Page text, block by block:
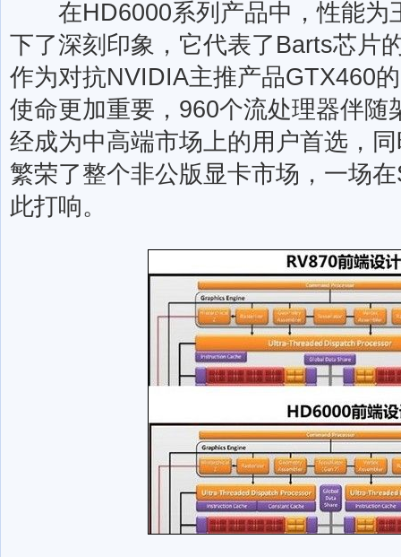
在HD6000系列产品中，性能为
下了深刻印象，它代表了Barts芯片
作为对抗NVIDIA主推产品GTX460
使命更加重要，960个流处理器伴随
经成为中高端市场上的用户首选，
繁荣了整个非公版显卡市场，一场
此打响。